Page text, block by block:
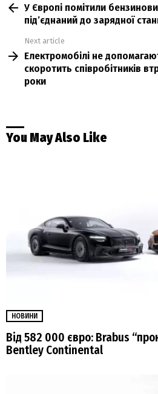
moreУ Європі помітили
під’єднаний до зарядної
Next article
Електромобілі не
скоротить співробітників
роки
You May Also Like
НОВИНИ
Від 582 000 євро: Brabus
Bentley Continental